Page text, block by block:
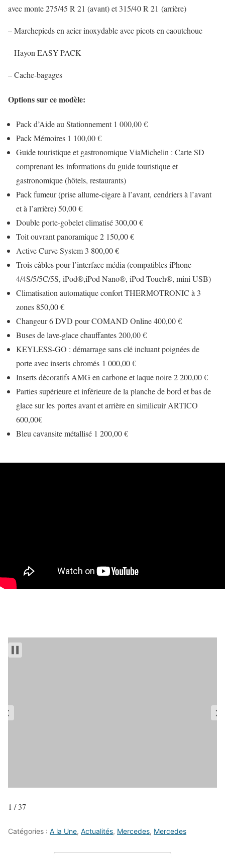
avec monte 275/45 R 21 (avant) et 315/40 R 21 (arrière)
– Marchepieds en acier inoxydable avec picots en caoutchouc
– Hayon EASY-PACK
– Cache-bagages
Options sur ce modèle:
Pack d’Aide au Stationnement 1 000,00 €
Pack Mémoires 1 100,00 €
Guide touristique et gastronomique ViaMichelin : Carte SD
comprenant les informations du guide touristique et
gastronomique (hôtels, restaurants)
Pack fumeur (prise allume-cigare à l’avant, cendriers à l’avant
et à l’arrière) 50,00 €
Double porte-gobelet climatisé 300,00 €
Toit ouvrant panoramique 2 150,00 €
Active Curve System 3 800,00 €
Trois câbles pour l’interface média (compatibles iPhone
4/4S/5/5C/5S, iPod®,iPod Nano®, iPod Touch®, mini USB)
Climatisation automatique confort THERMOTRONIC à 3
zones 850,00 €
Changeur 6 DVD pour COMAND Online 400,00 €
Buses de lave-glace chauffantes 200,00 €
KEYLESS-GO : démarrage sans clé incluant poignées de
porte avec inserts chromés 1 000,00 €
Inserts décoratifs AMG en carbone et laque noire 2 200,00 €
Parties supérieure et inférieure de la planche de bord et bas de
glace sur les portes avant et arrière en similicuir ARTICO
600,00€
Bleu cavansite métallisé 1 200,00 €
1 / 37
Catégories : A la Une, Actualités, Mercedes, Mercedes